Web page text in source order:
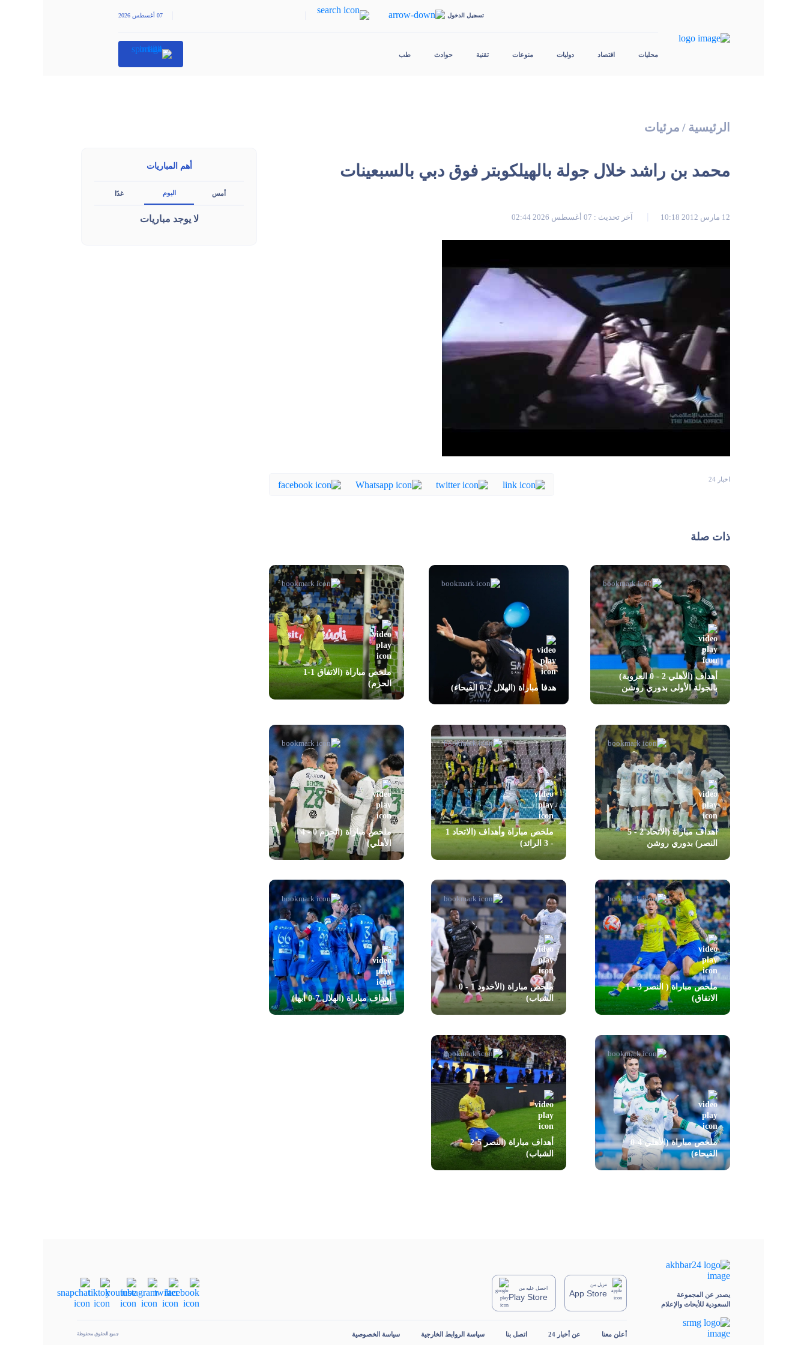
تسجيل الدخول 07 أغسطس 2026
محليات اقتصاد دوليات منوعات تقنية حوادث طب
الرئيسية / مرئيات
محمد بن راشد خلال جولة بالهيلكوبتر فوق دبي بالسبعينات
12 مارس 2012 10:18 آخر تحديث : 07 أغسطس 2026 02:44
اخبار 24
ذات صلة
أهداف (الأهلي 2 - 0 العروبة)
بالجولة الأولى بدوري روشن
هدفا مباراة (الهلال 2-0 الفيحاء)
ملخص مباراة (الاتفاق 1-1
الحزم)
أهداف مباراة (الاتحاد 2 - 5
النصر) بدوري روشن
ملخص مباراة وأهداف (الاتحاد 1
- 3 الرائد)
ملخص مباراة (الحزم 0 - 4
الأهلي)
ملخص مباراة ( النصر 3 - 1
الاتفاق)
ملخص مباراة (الأخدود 1 - 0
الشباب)
أهداف مباراة (الهلال 7-0 أبها)
ملخص مباراة (الأهلي 4-0
الفيحاء)
أهداف مباراة (النصر 5-2
الشباب)
أهم المباريات
أمس اليوم غدًا
لا يوجد مباريات
يصدر عن المجموعة
السعودية للأبحاث والإعلام
تنزيل من
App Store
احصل عليه من
Play Store
أعلن معنا عن أخبار 24 اتصل بنا سياسة الروابط الخارجية سياسة الخصوصية جميع الحقوق محفوظة